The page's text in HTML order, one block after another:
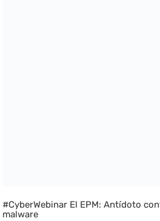
#CyberWebinar El EPM: Antídoto
malware